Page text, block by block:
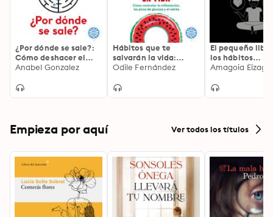
sobre tu estado de felicidad, gracias a tu propia
biología.» Thomas Erikson, autor de Rodeados de
idiotas
¿Por dónde se sale?:
Cómo deshacer el
miedo, aliviar el
y adquirir un apego
Anabel Gonzalez
Hábitos que te
salvarán la vida:
Cómo controlar la
de glucosa y el estrés
Odile Fernández
El pequeño
los hábitos
saludables:
través de
alma
Amagoia
Empieza por aquí Ver todos los títulos